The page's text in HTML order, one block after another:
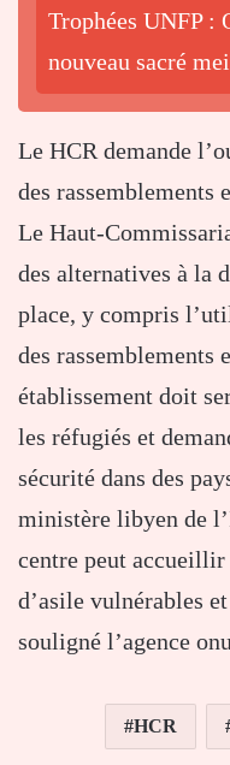
Trophées UNFP :
nouveau sacré
Le HCR demande
des rassemblements
Le Haut-
des alternatives à la
place, y compris
des rassemblements
établissement doit
les réfugiés et
sécurité dans des
ministère libyen de
centre peut accueillir
d’asile vulnérables
souligné l’agence
HCR